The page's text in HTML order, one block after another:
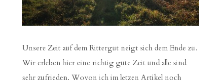
Unsere Zeit auf dem Rittergut neigt sich dem Ende zu.
Wir erleben hier eine richtig gute Zeit und alle sind
sehr zufrieden. Wovon ich im letzen Artikel noch